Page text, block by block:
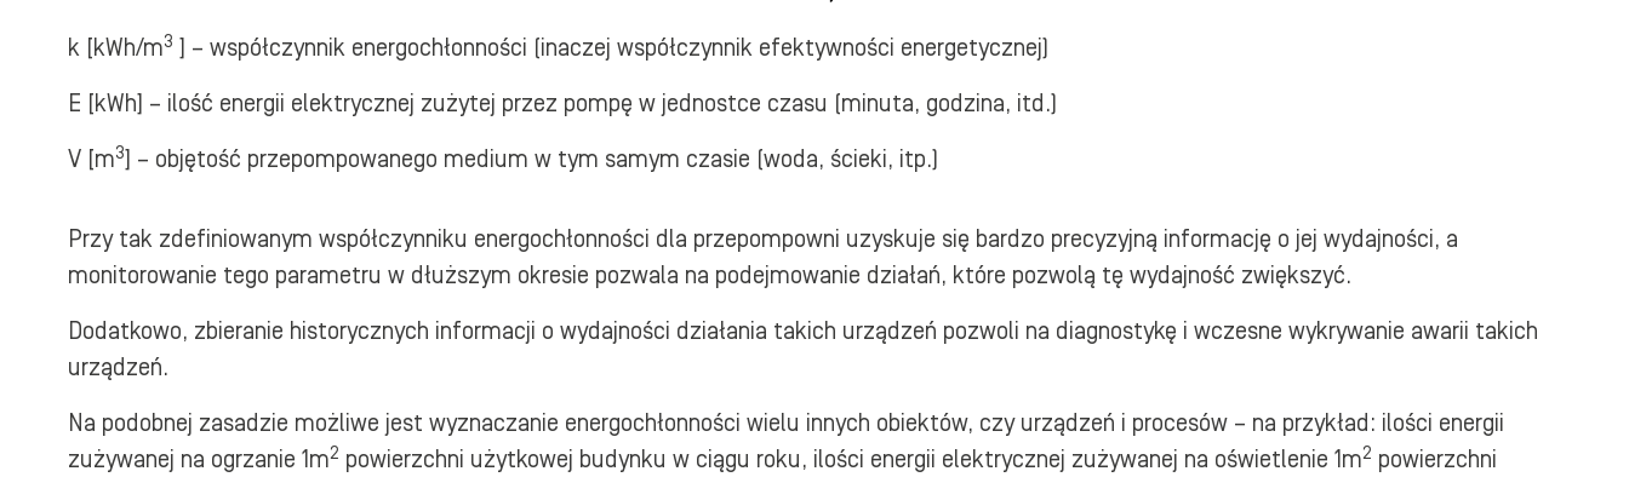
k [kWh/m3 ] – współczynnik energochłonności (inaczej współczynnik efektywności energetycznej)
E [kWh] – ilość energii elektrycznej zużytej przez pompę w jednostce czasu (minuta, godzina, itd.)
V [m3] – objętość przepompowanego medium w tym samym czasie (woda, ścieki, itp.)
Przy tak zdefiniowanym współczynniku energochłonności dla przepompowni uzyskuje się bardzo precyzyjną informację o jej wydajności, a
monitorowanie tego parametru w dłuższym okresie pozwala na podejmowanie działań, które pozwolą tę wydajność zwiększyć.
Dodatkowo, zbieranie historycznych informacji o wydajności działania takich urządzeń pozwoli na diagnostykę i wczesne wykrywanie awarii takich
urządzeń.
Na podobnej zasadzie możliwe jest wyznaczanie energochłonności wielu innych obiektów, czy urządzeń i procesów – na przykład: ilości energii
zużywanej na ogrzanie 1m2 powierzchni użytkowej budynku w ciągu roku, ilości energii elektrycznej zużywanej na oświetlenie 1m2 powierzchni